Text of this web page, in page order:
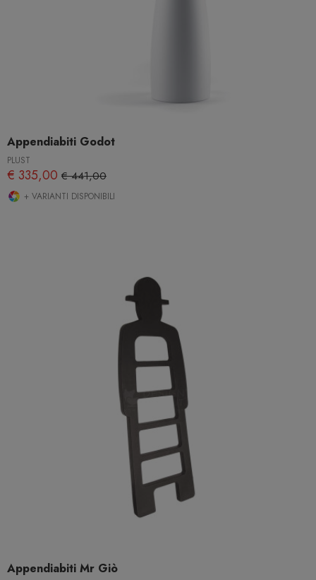
Appendiabiti Godot
PLUST
€ 335,00 € 441,00
+ VARIANTI DISPONIBILI
Appendiabiti Mr Giò